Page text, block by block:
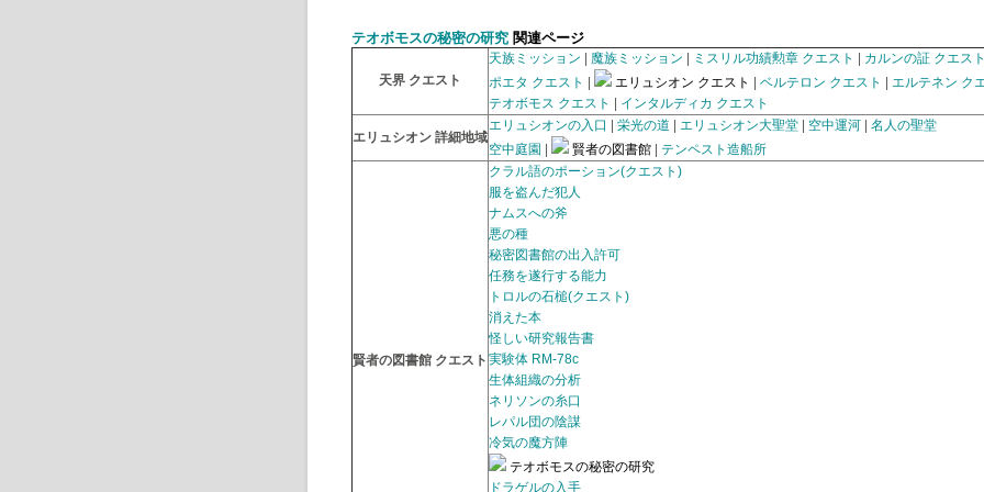
テオボモスの秘密の研究 関連ページ
天界 クエスト
天族ミッション 魔族ミッション ミスリル功績勲章 クエスト
カルンの証 クエスト
ポエタ クエスト
エリュシオン クエスト ベルテロン クエスト
エルテネン ク
テオボモス クエスト
インタルディカ クエスト
エリュシオン 詳細地域
エリュシオンの入口 栄光の道 エリュシオン大聖堂 空中運河
名人の聖堂
空中庭園
賢者の図書館 テンペスト造船所
賢者の図書館 クエスト
クラル語のポーション(クエスト)
服を盗んだ犯人
ナムスへの斧
悪の種
秘密図書館の出入許可
任務を遂行する能力
トロルの石槌(クエスト)
消えた本
怪しい研究報告書
実験体 RM-78c
生体組織の分析
ネリソンの糸口
レパル団の陰謀
冷気の魔方陣
テオボモスの秘密の研究
ドラゲルの入手